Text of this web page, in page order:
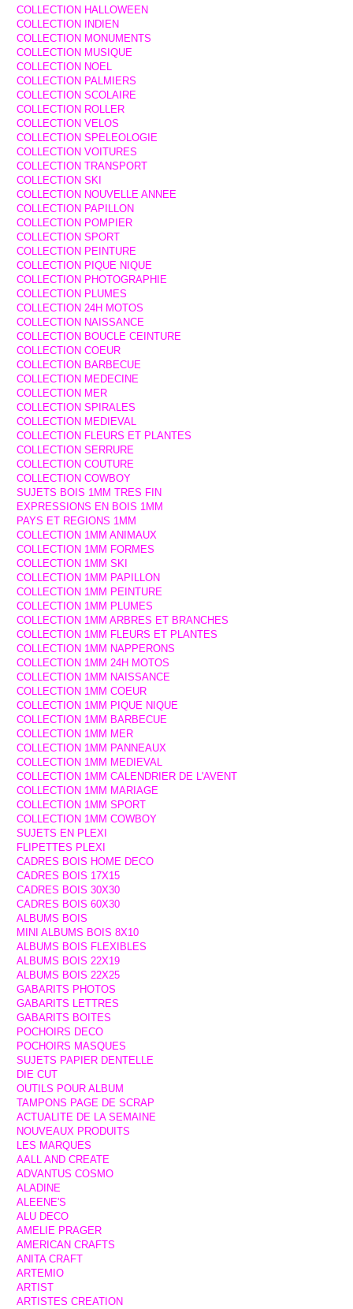
COLLECTION HALLOWEEN
COLLECTION INDIEN
COLLECTION MONUMENTS
COLLECTION MUSIQUE
COLLECTION NOEL
COLLECTION PALMIERS
COLLECTION SCOLAIRE
COLLECTION ROLLER
COLLECTION VELOS
COLLECTION SPELEOLOGIE
COLLECTION VOITURES
COLLECTION TRANSPORT
COLLECTION SKI
COLLECTION NOUVELLE ANNEE
COLLECTION PAPILLON
COLLECTION POMPIER
COLLECTION SPORT
COLLECTION PEINTURE
COLLECTION PIQUE NIQUE
COLLECTION PHOTOGRAPHIE
COLLECTION PLUMES
COLLECTION 24H MOTOS
COLLECTION NAISSANCE
COLLECTION BOUCLE CEINTURE
COLLECTION COEUR
COLLECTION BARBECUE
COLLECTION MEDECINE
COLLECTION MER
COLLECTION SPIRALES
COLLECTION MEDIEVAL
COLLECTION FLEURS ET PLANTES
COLLECTION SERRURE
COLLECTION COUTURE
COLLECTION COWBOY
SUJETS BOIS 1MM TRES FIN
EXPRESSIONS EN BOIS 1MM
PAYS ET REGIONS 1MM
COLLECTION 1MM ANIMAUX
COLLECTION 1MM FORMES
COLLECTION 1MM SKI
COLLECTION 1MM PAPILLON
COLLECTION 1MM PEINTURE
COLLECTION 1MM PLUMES
COLLECTION 1MM ARBRES ET BRANCHES
COLLECTION 1MM FLEURS ET PLANTES
COLLECTION 1MM NAPPERONS
COLLECTION 1MM 24H MOTOS
COLLECTION 1MM NAISSANCE
COLLECTION 1MM COEUR
COLLECTION 1MM PIQUE NIQUE
COLLECTION 1MM BARBECUE
COLLECTION 1MM MER
COLLECTION 1MM PANNEAUX
COLLECTION 1MM MEDIEVAL
COLLECTION 1MM CALENDRIER DE L'AVENT
COLLECTION 1MM MARIAGE
COLLECTION 1MM SPORT
COLLECTION 1MM COWBOY
SUJETS EN PLEXI
FLIPETTES PLEXI
CADRES BOIS HOME DECO
CADRES BOIS 17X15
CADRES BOIS 30X30
CADRES BOIS 60X30
ALBUMS BOIS
MINI ALBUMS BOIS 8X10
ALBUMS BOIS FLEXIBLES
ALBUMS BOIS 22X19
ALBUMS BOIS 22X25
GABARITS PHOTOS
GABARITS LETTRES
GABARITS BOITES
POCHOIRS DECO
POCHOIRS MASQUES
SUJETS PAPIER DENTELLE
DIE CUT
OUTILS POUR ALBUM
TAMPONS PAGE DE SCRAP
ACTUALITE DE LA SEMAINE
NOUVEAUX PRODUITS
LES MARQUES
AALL AND CREATE
ADVANTUS COSMO
ALADINE
ALEENE'S
ALU DECO
AMELIE PRAGER
AMERICAN CRAFTS
ANITA CRAFT
ARTEMIO
ARTIST
ARTISTES CREATION